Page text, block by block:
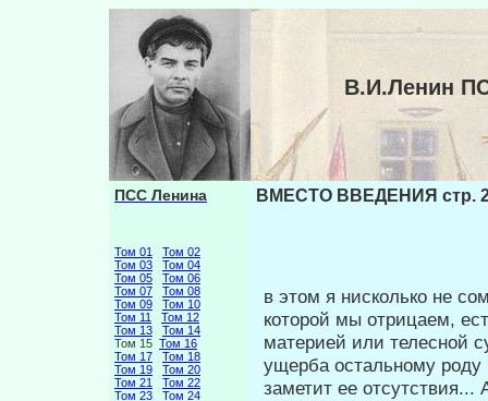
В.И.Ленин
ПСС Ленина
Том 01
Том 02
Том 03
Том 04
Том 05
Том 06
Том 07
Том 08
Том 09
Том 10
Том 11
Том 12
Том 13
Том 14
Том 15 Том 16
Том 17
Том 18
Том 19
Том 20
Том 21
Том 22
Том 23
Том 24
ВМЕСТО ВВЕДЕНИЯ стр.
в этом я нисколько не
которой мы от­рицаем,
материей или телесной
ущерба остальному роду
заметит ее отсутствия...